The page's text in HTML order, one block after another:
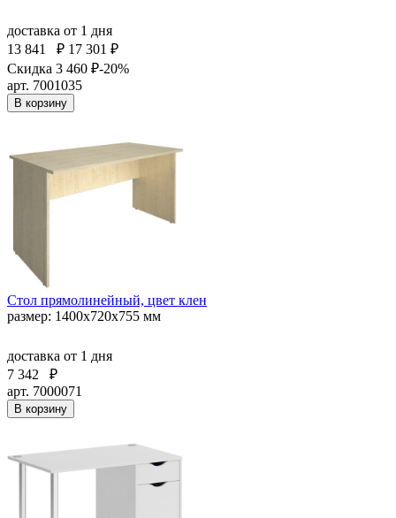
доставка от 1 дня
13 841
₽ 17 301 ₽
Скидка 3 460 ₽-20%
арт. 7001035
В корзину
Стол прямолинейный, цвет клен
размер: 1400х720х755 мм
доставка от 1 дня
7 342
₽
арт. 7000071
В корзину